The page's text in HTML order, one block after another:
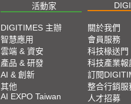
活動家
DIGITIMES 主辦
智慧應用
雲端 & 資安
產品 & 研發
AI & 創新
其他
AI EXPO Taiwan
關於我們
會員服務
科技椽送門
科技產業報
訂閱
整合行銷服
人才招募